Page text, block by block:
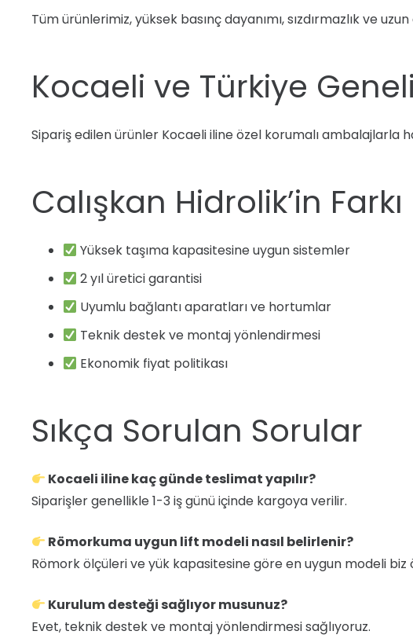
Tüm ürünlerimiz, yüksek basınç dayanımı, sızdırmazlık ve
Kocaeli ve Türkiye
Sipariş edilen ürünler Kocaeli iline özel korumalı ambalajlarla
Calışkan Hidrolik’in Farkı
Yüksek taşıma kapasitesine uygun sistemler
2 yıl üretici garantisi
Uyumlu bağlantı aparatları ve hortumlar
Teknik destek ve montaj yönlendirmesi
Ekonomik fiyat politikası
Sıkça Sorulan Sorular
Kocaeli iline kaç günde teslimat yapılır?
Siparişler genellikle 1-3 iş günü içinde kargoya verilir.
Römorkuma uygun lift modeli nasıl belirlenir?
Römork ölçüleri ve yük kapasitesine göre en uygun modeli
Kurulum desteği sağlıyor musunuz?
Evet, teknik destek ve montaj yönlendirmesi sağlıyoruz.